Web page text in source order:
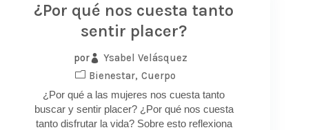
¿Por qué nos cuesta tanto
sentir placer?
por
Ysabel Velásquez
Bienestar Cuerpo
¿Por qué a las mujeres nos cuesta tanto
buscar y sentir placer? ¿Por qué nos cuesta
tanto disfrutar la vida? Sobre esto reflexiona